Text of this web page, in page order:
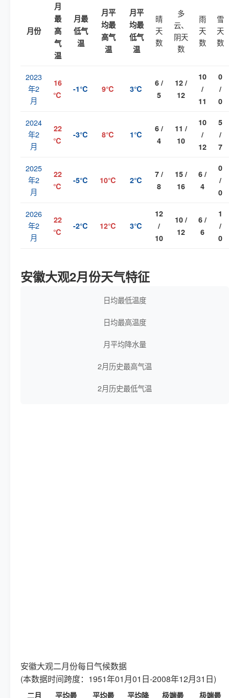
月份
月
最
高
气
温
月最
低气
温
月平
均最
高气
温
月平
均最
低气
温
晴
天
数
多
云、
阴天
数
雨
天
数
雪
天
数
2023
年2
月
16
℃
-1℃ 9℃ 3℃
6 /
5
12 /
12
10
/
11
0
/
0
2024
年2
月
22
℃
-3℃ 8℃ 1℃
6 /
4
11 /
10
10
/
12
5
/
7
2025
年2
月
22
℃
-5℃ 10℃ 2℃
7 /
8
15 /
16
6 /
4
0
/
0
2026
年2
月
22
℃
-2℃ 12℃ 3℃
12
/
10
10 /
12
6 /
6
1
/
0
安徽大观2月份天气特征
日均最低温度
日均最高温度
月平均降水量
2月历史最高气温
2月历史最低气温
安徽大观二月份每日气候数据
(本数据时间跨度：1951年01月01日-2008年12月31日)
二月 平均最 平均最 平均降 极端最 极端最